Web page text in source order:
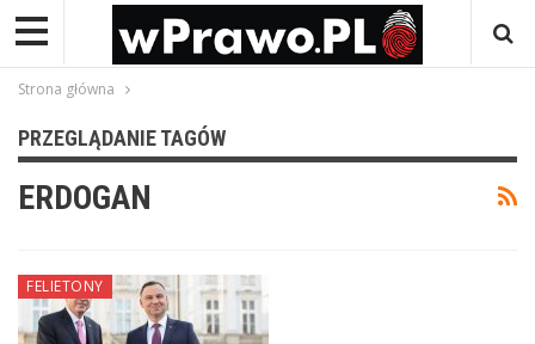
Strona główna
PRZEGLĄDANIE TAGÓW
ERDOGAN
FELIETONY